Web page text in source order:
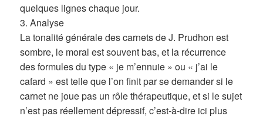
quelques lignes chaque jour.
3. Analyse
La tonalité générale des carnets de J. Prudhon est
sombre, le moral est souvent bas, et la récurrence
des formules du type « je m’ennuie » ou « j’ai le
cafard » est telle que l’on finit par se demander si le
carnet ne joue pas un rôle thérapeutique, et si le sujet
n’est pas réellement dépressif, c’est-à-dire ici plus